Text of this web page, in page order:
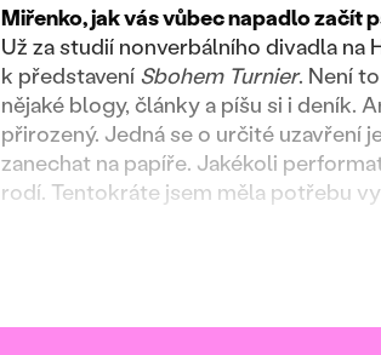
Miřenko, jak vás vůbec napadlo začít
Už za studií nonverbálního divadla na
k představení Sbohem Turnier. Není
nějaké blogy, články a píšu si i deník.
přirozený. Jedná se o určité uzavření
zanechat na papíře. Jakékoli
rodí. Tentokráte jsem měla potřebu